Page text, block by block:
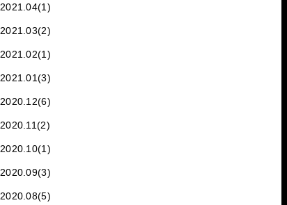
2021.04(1)
2021.03(2)
2021.02(1)
2021.01(3)
2020.12(6)
2020.11(2)
2020.10(1)
2020.09(3)
2020.08(5)